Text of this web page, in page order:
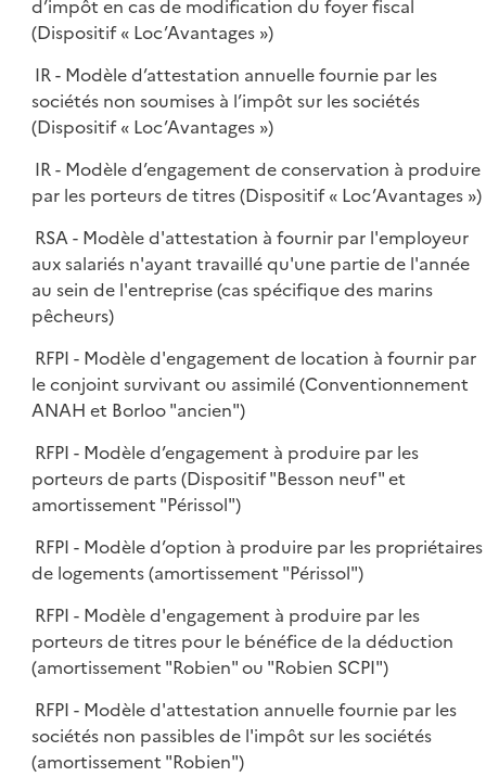
d’impôt en cas de modification du foyer fiscal
(Dispositif « Loc’Avantages »)
IR - Modèle d’attestation annuelle fournie par les
sociétés non soumises à l’impôt sur les sociétés
(Dispositif « Loc’Avantages »)
IR - Modèle d’engagement de conservation à produire
par les porteurs de titres (Dispositif « Loc’Avantages »)
RSA - Modèle d'attestation à fournir par l'employeur
aux salariés n'ayant travaillé qu'une partie de l'année
au sein de l'entreprise (cas spécifique des marins
pêcheurs)
RFPI - Modèle d'engagement de location à fournir par
le conjoint survivant ou assimilé (Conventionnement
ANAH et Borloo "ancien")
RFPI - Modèle d’engagement à produire par les
porteurs de parts (Dispositif "Besson neuf" et
amortissement "Périssol")
RFPI - Modèle d’option à produire par les propriétaires
de logements (amortissement "Périssol")
RFPI - Modèle d'engagement à produire par les
porteurs de titres pour le bénéfice de la déduction
(amortissement "Robien" ou "Robien SCPI")
RFPI - Modèle d'attestation annuelle fournie par les
sociétés non passibles de l'impôt sur les sociétés
(amortissement "Robien")